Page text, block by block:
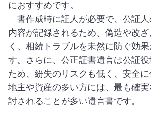
におすすめです。
書作成時に証人が必要で、公証人
内容が記録されるため、偽造や改
く、相続トラブルを未然に防ぐ効果
す。さらに、公正証書遺言は公証
ため、紛失のリスクも低く、安全に
地主や資産の多い方には、最も確
討されることが多い遺言書です。